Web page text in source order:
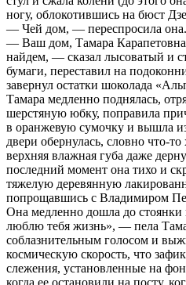
ногу, облокотившись на бюст
— Чей дом, — переспросила она.
— Ваш дом, Тамара
найдем, — сказал лысоватый и
бумаги, переставил на
завернул остатки шоколада
Тамара медленно поднялась,
шерстяную юбку, поправила
в оранжевую сумочку и вышла
двери обернулась, словно что-то
верхняя влажная губа даже
последний момент она тихо и
тяжелую деревянную
попрощавшись с Владимиром
Она медленно дошла до стоянки
люблю тебя жизнь», — пела
соблазнительным голосом и
космическую скорость, что
слежения, установленные на
когда ее остановили на посту,